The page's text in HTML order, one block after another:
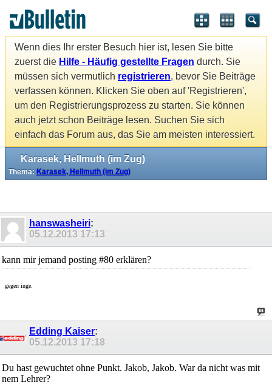
Wenn dies Ihr erster Besuch hier ist, lesen Sie bitte
zuerst die Hilfe - Häufig gestellte Fragen durch. Sie
müssen sich vermutlich registrieren, bevor Sie Beiträge
verfassen können. Klicken Sie oben auf 'Registrieren',
um den Registrierungsprozess zu starten. Sie können
auch jetzt schon Beiträge lesen. Suchen Sie sich
einfach das Forum aus, das Sie am meisten interessiert.
Karasek, Hellmuth (im Zug)
Thema: Karasek, Hellmuth (im Zug)
hanswasheiri:
05.12.2013 17:13
kann mir jemand posting #80 erklären?
gegen inge.
Edding Kaiser:
05.12.2013 17:18
Du hast gewuchtet ohne Punkt. Jakob, Jakob. War da nicht was mit
nem Lehrer?